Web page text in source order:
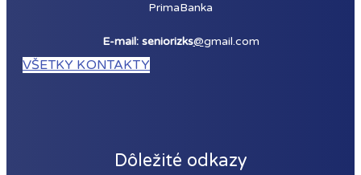
PrimaBanka
E-mail: seniorizks@gmail.com
VŠETKY KONTAKTY
Dôležité odkazy